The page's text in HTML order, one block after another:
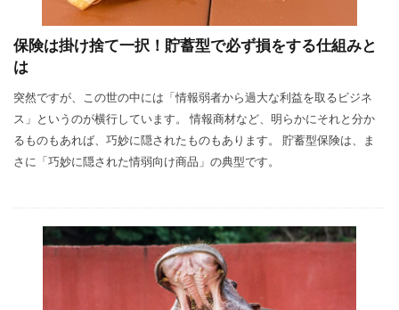
保険は掛け捨て一択！貯蓄型で必ず損をする仕組みと
は
突然ですが、この世の中には「情報弱者から過大な利益を取るビジネ
ス」というのが横行しています。 情報商材など、明らかにそれと分か
るものもあれば、巧妙に隠されたものもあります。 貯蓄型保険は、ま
さに「巧妙に隠された情弱向け商品」の典型です。